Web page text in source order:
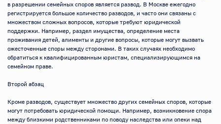
в разрешении семейных споров является развод. В Москве ежегодно
регистрируется большое количество разводов, и часто они связаны с
множеством сложных вопросов, которые требуют юридической
поддержки. Например, раздел имущества, определение места
проживания детей, алименты и другие вопросы, которые могут вызвать
ожесточенные споры между сторонами. В таких случаях необходимо
обратиться к квалифицированным юристам, специализирующимся на
семейном праве.
Второй абзац
Кроме разводов, существует множество других семейных споров, которые
могут потребовать юридической помощи. Например, возникновение спора
между близкими родственниками по поводу наследства или опеки над